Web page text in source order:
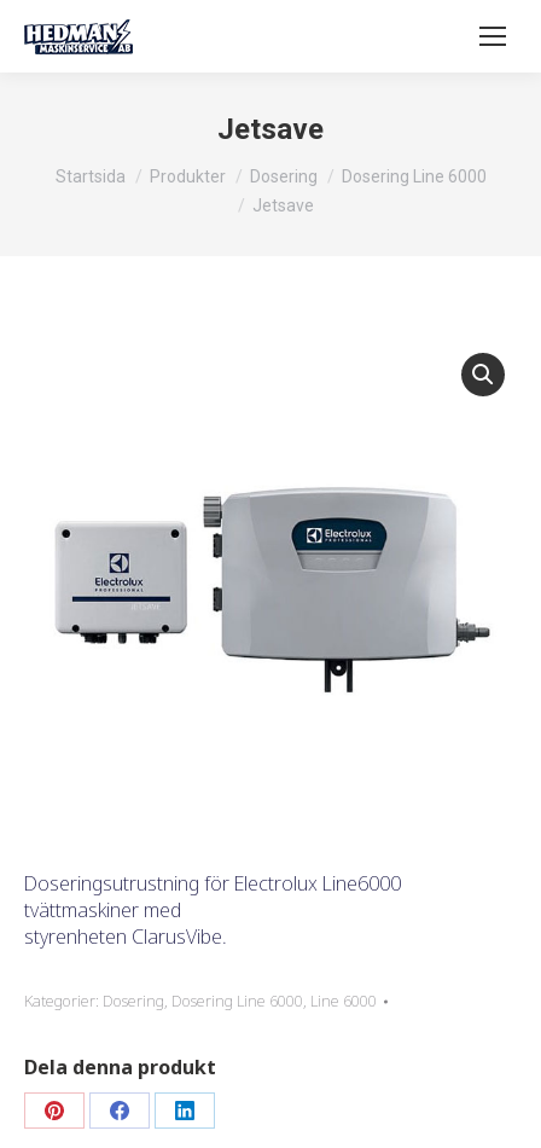
Jetsave
Du är här:
Startsida Produkter Dosering
Dosering Line 6000
Jetsave
Doseringsutrustning för Electrolux Line6000
tvättmaskiner med
styrenheten ClarusVibe.
Kategorier: Dosering, Dosering Line 6000, Line 6000
Dela denna produkt
Dela
Dela
Dela